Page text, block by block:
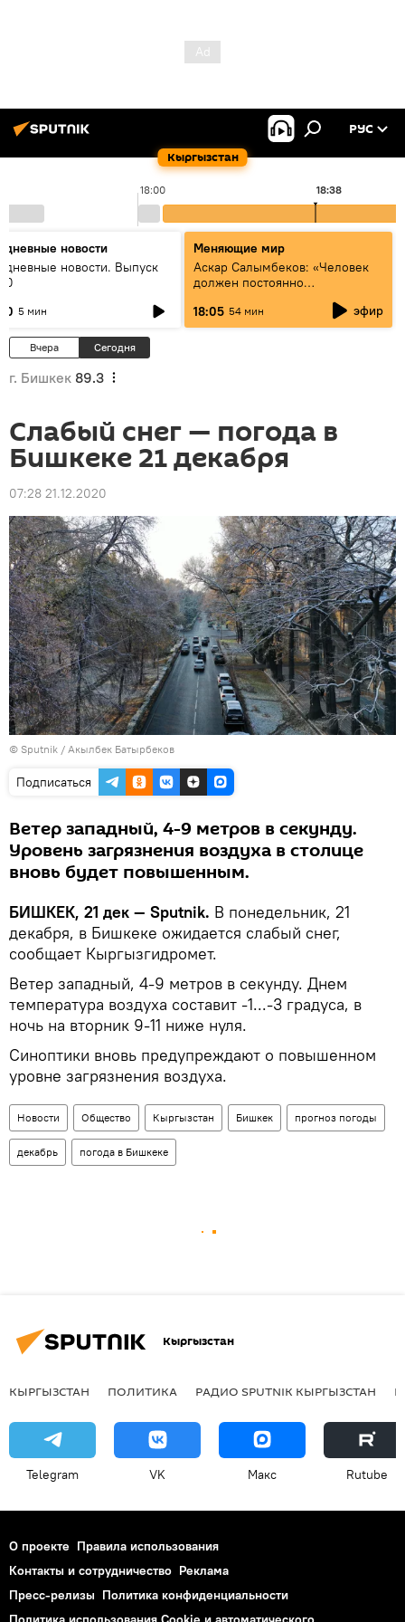
Кыргызстан
РУС
18:00 18:38
новости
новости. Выпуск
5 мин
Меняющие мир
Аскар Салымбеков: «Человек
должен постоянно
18:05 54 мин эфир
Вчера Сегодня
г. Бишкек 89.3
Слабый снег — погода в
Бишкеке 21 декабря
07:28 21.12.2020
© Sputnik / Акылбек Батырбеков
Подписаться
Ветер западный, 4-9 метров в секунду.
Уровень загрязнения воздуха в столице
вновь будет повышенным.
БИШКЕК, 21 дек — Sputnik. В понедельник, 21
декабря, в Бишкеке ожидается слабый снег,
сообщает Кыргызгидромет.
Ветер западный, 4-9 метров в секунду. Днем
температура воздуха составит -1...-3 градуса, в
ночь на вторник 9-11 ниже нуля.
Синоптики вновь предупреждают о повышенном
уровне загрязнения воздуха.
Новости Общество Кыргызстан Бишкек прогноз погоды
декабрь погода в Бишкеке
Кыргызстан
КЫРГЫЗСТАН ПОЛИТИКА РАДИО SPUTNIK КЫРГЫЗСТАН
Telegram VK Макс Rutube
О проекте Правила использования
Контакты и сотрудничество Реклама
Пресс-релизы Политика конфиденциальности